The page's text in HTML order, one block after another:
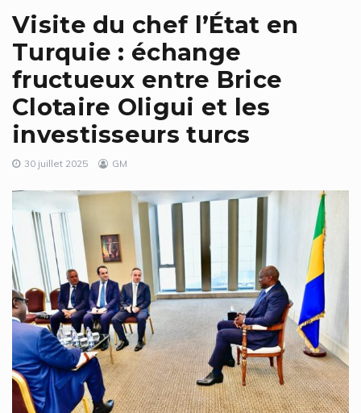
Visite du chef l’État en
Turquie : échange
fructueux entre Brice
Clotaire Oligui et les
investisseurs turcs
30 juillet 2025 GM